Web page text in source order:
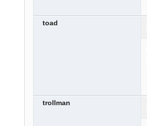
toad
trollman